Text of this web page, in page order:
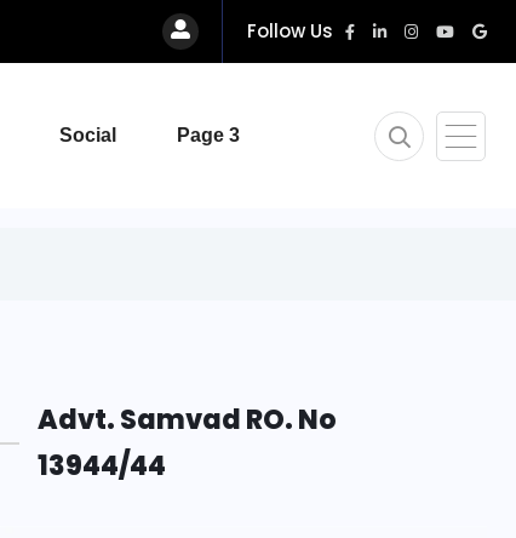
Follow Us
Social Page 3
Advt. Samvad RO. No
13944/44